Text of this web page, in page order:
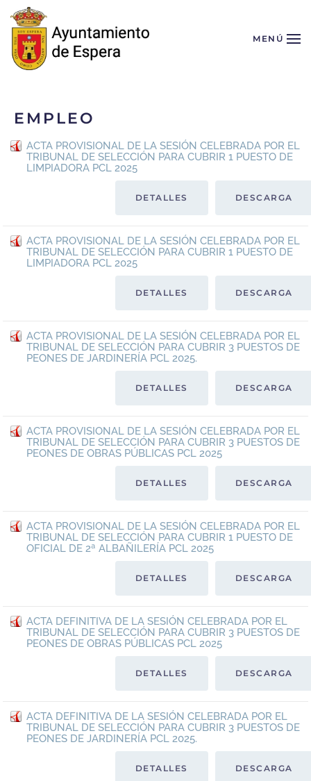
Skip to main content MENÚ
EMPLEO
ACTA PROVISIONAL DE LA SESIÓN CELEBRADA POR EL
TRIBUNAL DE SELECCIÓN PARA CUBRIR 1 PUESTO DE
LIMPIADORA PCL 2025
DESCARGA
DETALLES
ACTA PROVISIONAL DE LA SESIÓN CELEBRADA POR EL
TRIBUNAL DE SELECCIÓN PARA CUBRIR 1 PUESTO DE
LIMPIADORA PCL 2025
DESCARGA
DETALLES
ACTA PROVISIONAL DE LA SESIÓN CELEBRADA POR EL
TRIBUNAL DE SELECCIÓN PARA CUBRIR 3 PUESTOS DE
PEONES DE JARDINERÍA PCL 2025.
DESCARGA
DETALLES
ACTA PROVISIONAL DE LA SESIÓN CELEBRADA POR EL
TRIBUNAL DE SELECCIÓN PARA CUBRIR 3 PUESTOS DE
PEONES DE OBRAS PÚBLICAS PCL 2025
DESCARGA
DETALLES
ACTA PROVISIONAL DE LA SESIÓN CELEBRADA POR EL
TRIBUNAL DE SELECCIÓN PARA CUBRIR 1 PUESTO DE
OFICIAL DE 2ª ALBAÑILERÍA PCL 2025
DESCARGA
DETALLES
ACTA DEFINITIVA DE LA SESIÓN CELEBRADA POR EL
TRIBUNAL DE SELECCIÓN PARA CUBRIR 3 PUESTOS DE
PEONES DE OBRAS PÚBLICAS PCL 2025
DESCARGA
DETALLES
ACTA DEFINITIVA DE LA SESIÓN CELEBRADA POR EL
TRIBUNAL DE SELECCIÓN PARA CUBRIR 3 PUESTOS DE
PEONES DE JARDINERÍA PCL 2025.
DESCARGA
DETALLES